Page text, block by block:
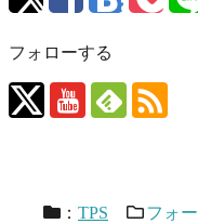
フォローする
： TPS フォ